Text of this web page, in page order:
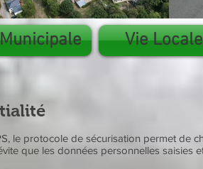
Vie Locale
le protocole de sécurisation permet de
que les données personnelles saisies